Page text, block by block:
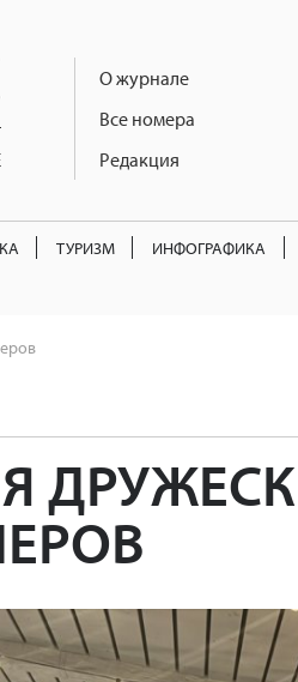
О журнале
Все номера
Редакция
ТУРИЗМ ИНФОГРАФИКА